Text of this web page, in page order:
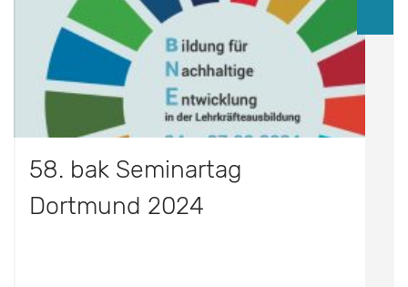
58. bak Seminartag
Dortmund 2024